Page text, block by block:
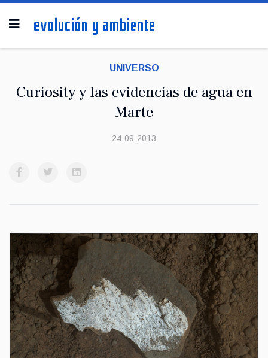
UNIVERSO
Curiosity y las evidencias de agua en
Marte
24-09-2013